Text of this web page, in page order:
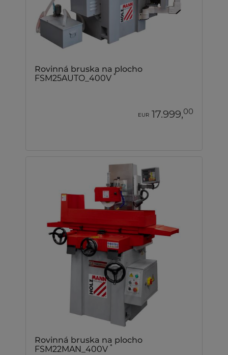
Rovinná bruska na plocho
FSM25AUTO_400V *
EUR 17.999,00
Rovinná bruska na plocho
FSM22MAN_400V *